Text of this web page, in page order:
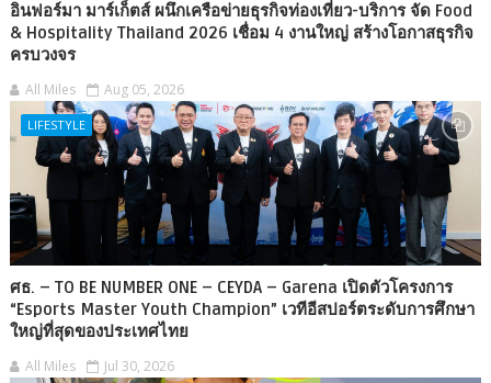
อินฟอร์มา มาร์เก็ตส์ ผนึกเครือข่ายธุรกิจท่องเที่ยว-บริการ จัด Food
& Hospitality Thailand 2026 เชื่อม 4 งานใหญ่ สร้างโอกาสธุรกิจ
ครบวงจร
All Miles Aug 05, 2026
LIFESTYLE
ศธ. – TO BE NUMBER ONE – CEYDA – Garena เปิดตัวโครงการ
“Esports Master Youth Champion” เวทีอีสปอร์ตระดับการศึกษา
ใหญ่ที่สุดของประเทศไทย
All Miles Jul 30, 2026